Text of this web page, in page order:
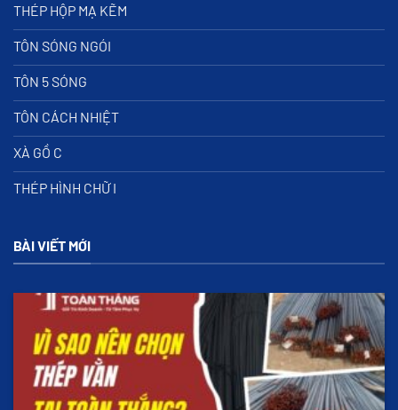
THÉP HỘP MẠ KẼM
TÔN SÓNG NGÓI
TÔN 5 SÓNG
TÔN CÁCH NHIỆT
XÀ GỒ C
THÉP HÌNH CHỮ I
BÀI VIẾT MỚI